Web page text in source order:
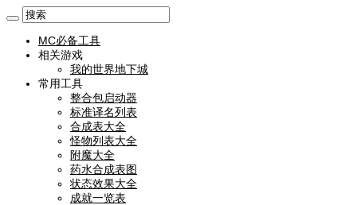
MC必备工具
相关游戏
我的世界地下城
常用工具
整合包启动器
标准译名列表
合成表大全
怪物列表大全
附魔大全
药水合成表图
状态效果大全
成就一览表